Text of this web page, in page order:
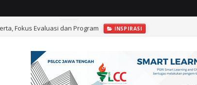
Fokus Evaluasi dan Program INSPIRASI